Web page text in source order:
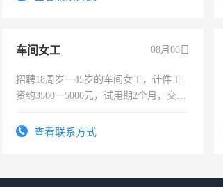
车间女工 08月06日
招聘18周岁一45岁的车间女工，计件工
资约3500一5000元，试用期2个月，交五
查看联系方式